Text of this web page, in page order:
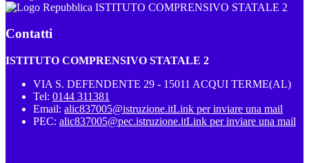
ISTITUTO COMPRENSIVO STATALE 2
Contatti
ISTITUTO COMPRENSIVO STATALE 2
VIA S. DEFENDENTE 29 - 15011 ACQUI TERME(AL)
Tel: 0144 311381
Email: alic837005@istruzione.itLink per inviare una mail
PEC: alic837005@pec.istruzione.itLink per inviare una mail